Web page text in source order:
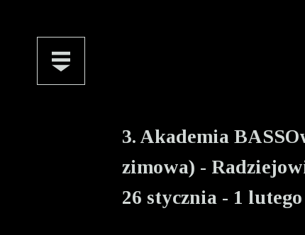
3. Akademia
zimowa) -
26 stycznia - 1